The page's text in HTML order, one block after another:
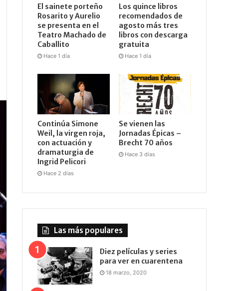
El sainete porteño
Rosarito y Aurelio
se presenta en el
Teatro Machado de
Caballito
Hace 1 día
Los quince libros
recomendados de
agosto más tres
libros con descarga
gratuita
Hace 1 día
Continúa Simone
Weil, la virgen roja,
con actuación y
dramaturgia de
Ingrid Pelicori
Hace 2 días
Se vienen las
Jornadas Épicas –
Brecht 70 años
Hace 3 días
Las más populares
Diez películas y series
para ver en cuarentena
18 marzo, 2020